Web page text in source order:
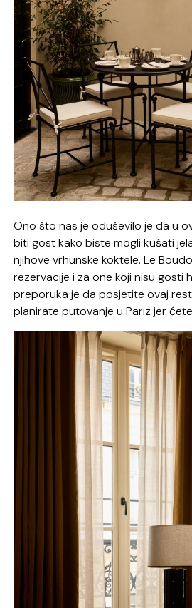
Ono što nas je oduševilo je da u
biti gost kako biste mogli kušati
njihove vrhunske koktele. Le
rezervacije i za one koji nisu gosti
preporuka je da posjetite ovaj
planirate putovanje u Pariz jer